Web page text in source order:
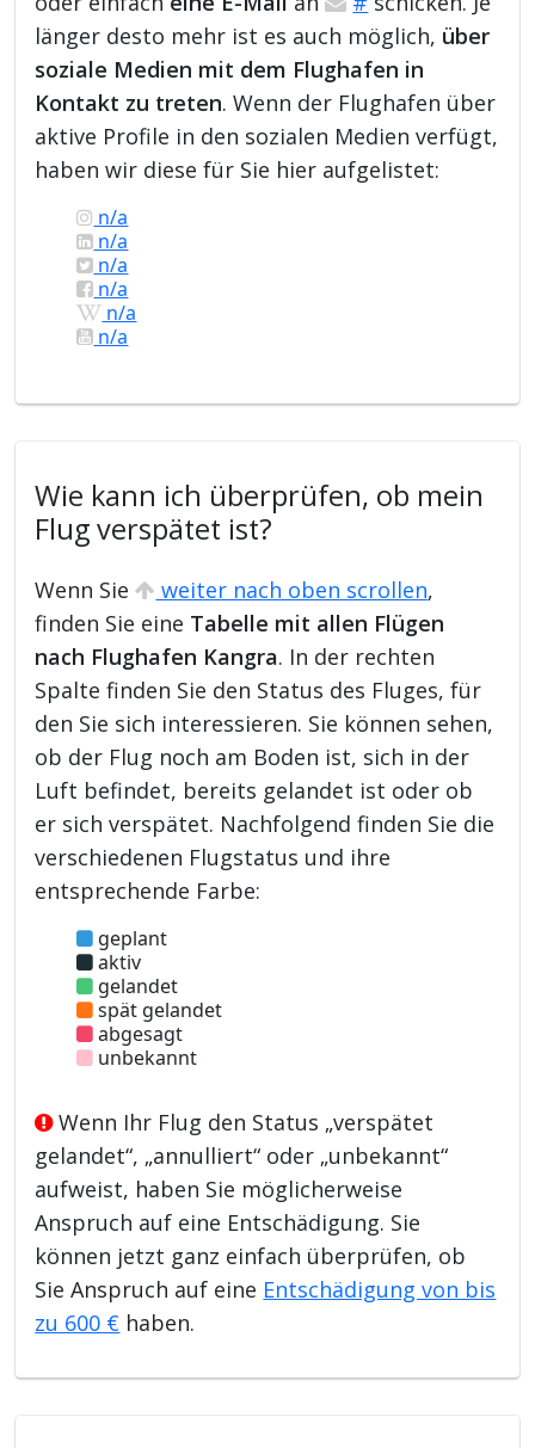
länger desto mehr ist es auch möglich, über
soziale Medien mit dem Flughafen in
Kontakt zu treten. Wenn der Flughafen über
aktive Profile in den sozialen Medien verfügt,
haben wir diese für Sie hier aufgelistet:
n/a
n/a
n/a
n/a
n/a
n/a
Wie kann ich überprüfen, ob mein
Flug verspätet ist?
Wenn Sie weiter nach oben scrollen,
finden Sie eine Tabelle mit allen Flügen
nach Flughafen Kangra. In der rechten
Spalte finden Sie den Status des Fluges, für
den Sie sich interessieren. Sie können sehen,
ob der Flug noch am Boden ist, sich in der
Luft befindet, bereits gelandet ist oder ob
er sich verspätet. Nachfolgend finden Sie die
verschiedenen Flugstatus und ihre
entsprechende Farbe:
geplant
aktiv
gelandet
spät gelandet
abgesagt
unbekannt
Wenn Ihr Flug den Status „verspätet
gelandet“, „annulliert“ oder „unbekannt“
aufweist, haben Sie möglicherweise
Anspruch auf eine Entschädigung. Sie
können jetzt ganz einfach überprüfen, ob
Sie Anspruch auf eine Entschädigung von bis
zu 600 € haben.